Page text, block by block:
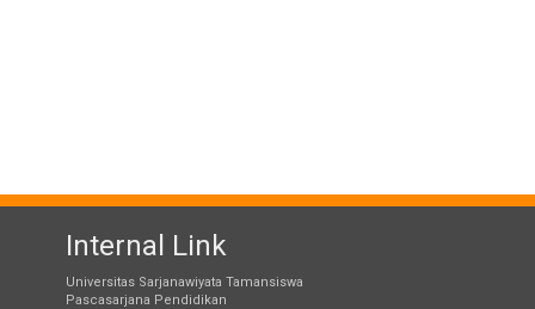
Internal Link
Universitas Sarjanawiyata Tamansiswa
Pascasarjana Pendidikan